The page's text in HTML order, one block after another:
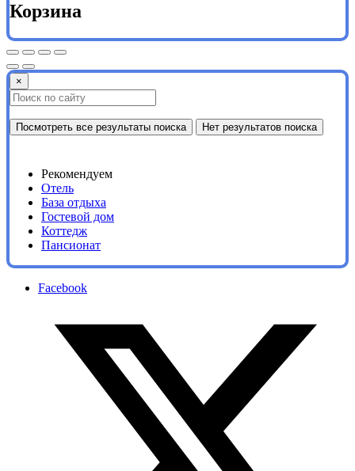
Корзина
×
Посмотреть все результаты поиска Нет результатов поиска
Рекомендуем
Отель
База отдыха
Гостевой дом
Коттедж
Пансионат
Facebook